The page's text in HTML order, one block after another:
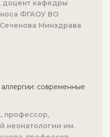
доцент кафедры
носа ФГАОУ ВО
Минздрава
современные
профессор,
неонатологии им.